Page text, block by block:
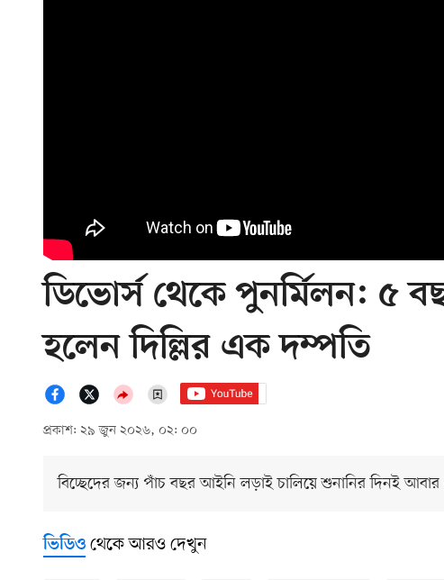
ডিভোর্স থেকে পুনর্মিলন: ৫
হলেন দিল্লির এক দম্পতি
প্রকাশ: ২৯ জুন ২০২৬, ০২: ০০
বিচ্ছেদের জন্য পাঁচ বছর আইনি লড়াই চালিয়ে শুনানির দিনই
ভিডিও থেকে আরও দেখুন